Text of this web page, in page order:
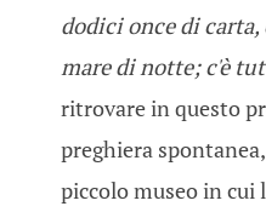
dodici once di
mare di notte; c'è
ritrovare in questo
preghiera
piccolo museo in cui